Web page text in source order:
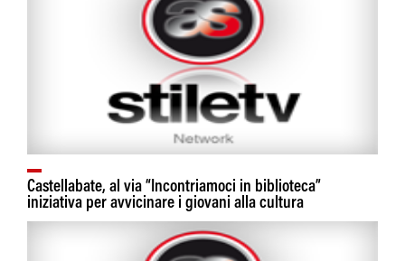
Castellabate, al via “Incontriamoci in biblioteca”
iniziativa per avvicinare i giovani alla cultura